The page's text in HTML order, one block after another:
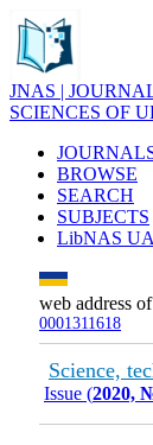
JNAS |
SCIENCES OF
BROWSE
SEARCH
SUBJECTS
LibNAS UA
web address
0001311618
Science,
Issue (2020,